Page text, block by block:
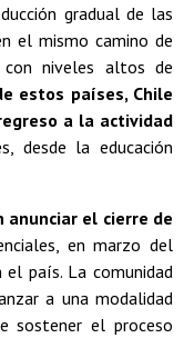
gradual de las
el mismo camino de
niveles altos de
estos países, Chile
a la actividad
desde la educación
anunciar el cierre de
en marzo del
país. La comunidad
a una modalidad
sostener el proceso